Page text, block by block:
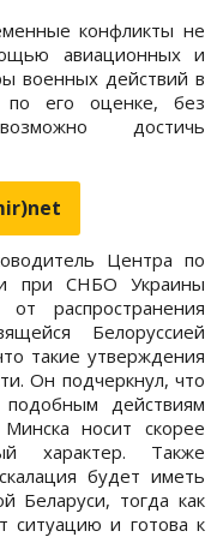
конфликты не
авиационных и
военных действий в
по его оценке, без
достичь
Центра по
при СНБО Украины
распространения
Белоруссией
такие утверждения
Он подчеркнул, что
подобным действиям
носит скорее
характер. Также
будет иметь
Беларуси, тогда как
ситуацию и готова к